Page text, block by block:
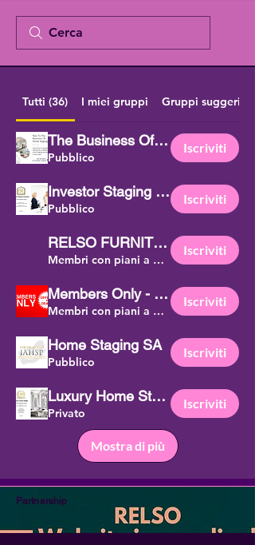
Tutti (36) I miei gruppi Gruppi suggeriti
The Business Of Staging Course
Pubblico
Iscriviti
Investor Staging Consultant (ISC)
Pubblico
Iscriviti
RELSO FURNITURE- Offers+Deals
Membri con piani a pagamento
Iscriviti
Members Only - Offers + Deals
Membri con piani a pagamento
Iscriviti
Home Staging SA
Pubblico
Iscriviti
Luxury Home Stager (LHS) Course
Privato
Iscriviti
Mostra di più
Partnership